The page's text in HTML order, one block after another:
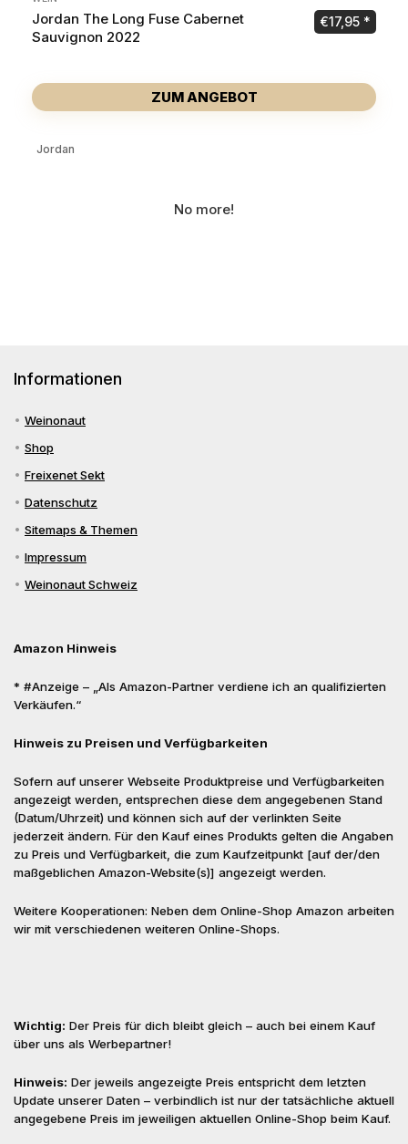
Jordan The Long Fuse Cabernet
Sauvignon 2022
€17,95
ZUM ANGEBOT
Jordan
No more!
Informationen
Weinonaut
Shop
Freixenet Sekt
Datenschutz
Sitemaps & Themen
Impressum
Weinonaut Schweiz
Amazon Hinweis
* #Anzeige – „Als Amazon-Partner verdiene ich an qualifizierten
Verkäufen.“
Hinweis zu Preisen und Verfügbarkeiten
Sofern auf unserer Webseite Produktpreise und Verfügbarkeiten
angezeigt werden, entsprechen diese dem angegebenen Stand
(Datum/Uhrzeit) und können sich auf der verlinkten Seite
jederzeit ändern. Für den Kauf eines Produkts gelten die Angaben
zu Preis und Verfügbarkeit, die zum Kaufzeitpunkt [auf der/den
maßgeblichen Amazon-Website(s)] angezeigt werden.
Weitere Kooperationen: Neben dem Online-Shop Amazon arbeiten
wir mit verschiedenen weiteren Online-Shops.
Wichtig: Der Preis für dich bleibt gleich – auch bei einem Kauf
über uns als Werbepartner!
Hinweis: Der jeweils angezeigte Preis entspricht dem letzten
Update unserer Daten – verbindlich ist nur der tatsächliche aktuell
angegebene Preis im jeweiligen aktuellen Online-Shop beim Kauf.